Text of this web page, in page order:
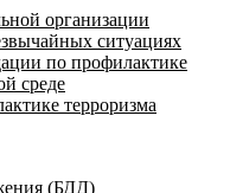
организации
ситуациях
по профилактике
среде
терроризма
(БДД)